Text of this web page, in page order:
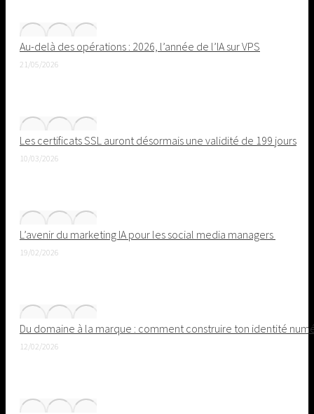
Au-delà des opérations : 2026, l’année de l’IA sur VPS
21/05/2026
Les certificats SSL auront désormais une validité de 199 jours
10/03/2026
L’avenir du marketing IA pour les social media managers
19/02/2026
Du domaine à la marque : comment construire ton identité
12/02/2026